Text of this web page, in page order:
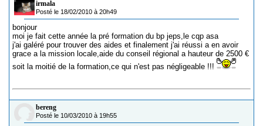
irmala
Posté le 18/02/2010 à 20h49
bonjour
moi je fait cette année la pré formation du bp jeps,le cqp asa
j'ai galéré pour trouver des aides et finalement j'ai réussi a en avoir
grace a la mission locale,aide du conseil régional a hauteur de 2500 €
soit la moitié de la formation,ce qui n'est pas négligeable !!!
bereng
Posté le 10/03/2010 à 19h55